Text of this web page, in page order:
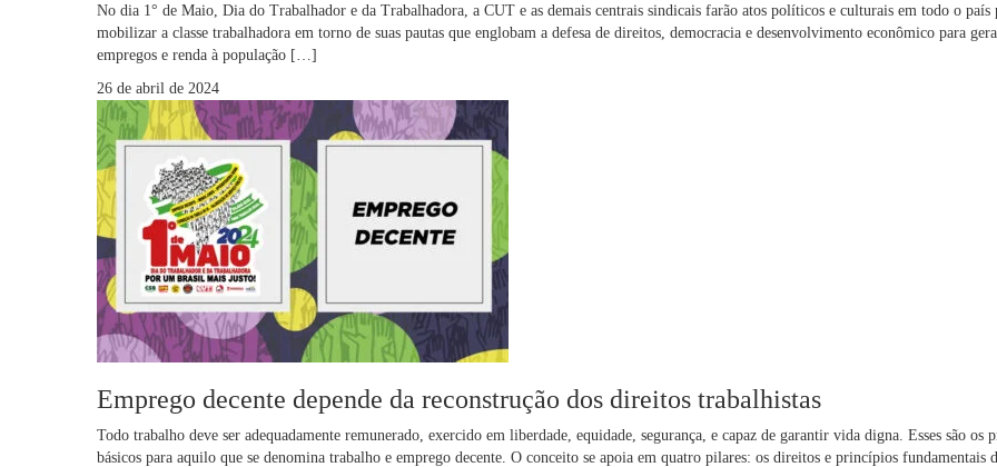
No dia 1° de Maio, Dia do Trabalhador e da Trabalhadora, a CUT e as demais centrais sindicais farão atos políticos e culturais em todo o país
mobilizar a classe trabalhadora em torno de suas pautas que englobam a defesa de direitos, democracia e desenvolvimento econômico para
empregos e renda à população […]
26 de abril de 2024
Emprego decente depende da reconstrução dos direitos trabalhistas
Todo trabalho deve ser adequadamente remunerado, exercido em liberdade, equidade, segurança, e capaz de garantir vida digna. Esses são os
básicos para aquilo que se denomina trabalho e emprego decente. O conceito se apoia em quatro pilares: os direitos e princípios fundamentais